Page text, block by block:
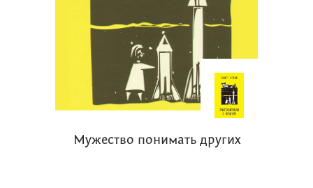
Мужество понимать других